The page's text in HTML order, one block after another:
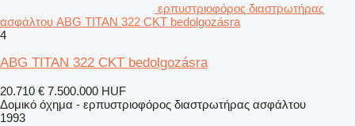
ερπυστριοφόρος διαστρωτήρας
ασφάλτου ABG TITAN 322 CKT bedolgozásra
4
ABG TITAN 322 CKT bedolgozásra
20.710 € 7.500.000 HUF
Δομικό όχημα - ερπυστριοφόρος διαστρωτήρας ασφάλτου
1993